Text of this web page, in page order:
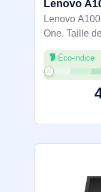
Lenovo
One. Taille
Type HD:
1920 x 1080
IPS. Famille
Éco-indice